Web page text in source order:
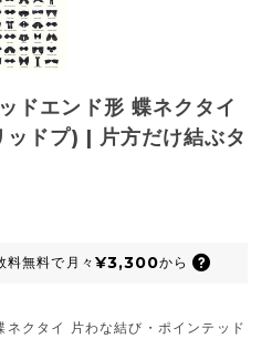
ドエンド形 蝶ネクタイ
ドプ) | 片方だけ結ぶタ
料無料で 月々 ¥3,300から
ネクタイ 片わな結び・ポインテッド